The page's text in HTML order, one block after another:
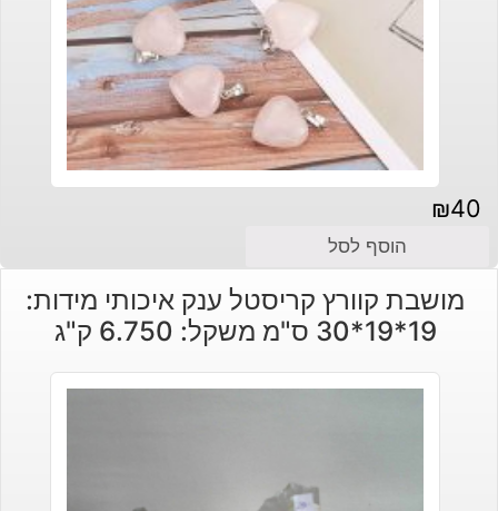
₪40
הוסף לסל
מושבת קוורץ קריסטל ענק איכותי מידות:
19*19*30 ס"מ משקל: 6.750 ק"ג